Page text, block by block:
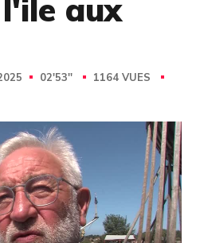
aux
02'53''
1164 VUES